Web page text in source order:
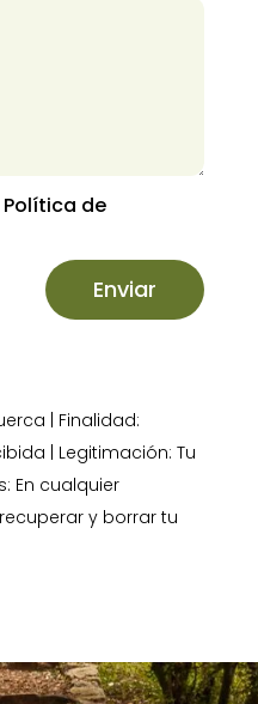
de
Enviar
| Finalidad:
| Legitimación: Tu
En cualquier
y borrar tu